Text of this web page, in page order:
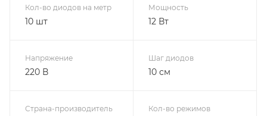
Кол-во диодов на метр
10 шт
Мощность
12 Вт
Напряжение
220 В
Шаг диодов
10 см
Страна-производитель Кол-во режимов